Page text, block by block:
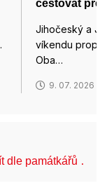
cestovat
Jihočeský a
víkendu
Oba…
9. 07. 2026
dle památkářů …